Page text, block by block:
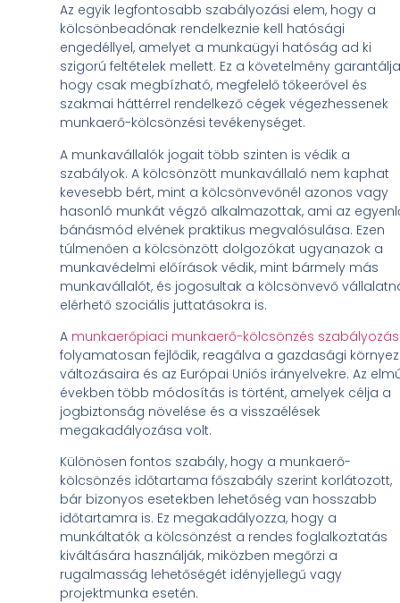
Az egyik legfontosabb szabályozási elem, hogy a
kölcsönbeadónak rendelkeznie kell hatósági
engedéllyel, amelyet a munkaügyi hatóság ad ki
szigorú feltételek mellett. Ez a követelmény
hogy csak megbízható, megfelelő tőkeerővel és
szakmai háttérrel rendelkező cégek végezhessenek
munkaerő-kölcsönzési tevékenységet.
A munkavállalók jogait több szinten is védik a
szabályok. A kölcsönzött munkavállaló nem kaphat
kevesebb bért, mint a kölcsönvevőnél azonos vagy
hasonló munkát végző alkalmazottak, ami az
bánásmód elvének praktikus megvalósulása. Ezen
túlmenően a kölcsönzött dolgozókat ugyanazok a
munkavédelmi előírások védik, mint bármely más
munkavállalót, és jogosultak a kölcsönvevő
elérhető szociális juttatásokra is.
A munkaerőpiaci munkaerő-kölcsönzés
folyamatosan fejlődik, reagálva a gazdasági
változásaira és az Európai Uniós irányelvekre. Az
években több módosítás is történt, amelyek célja a
jogbiztonság növelése és a visszaélések
megakadályozása volt.
Különösen fontos szabály, hogy a munkaerő-
kölcsönzés időtartama főszabály szerint korlátozott,
bár bizonyos esetekben lehetőség van hosszabb
időtartamra is. Ez megakadályozza, hogy a
munkáltatók a kölcsönzést a rendes foglalkoztatás
kiváltására használják, miközben megőrzi a
rugalmasság lehetőségét idényjellegű vagy
projektmunka esetén.